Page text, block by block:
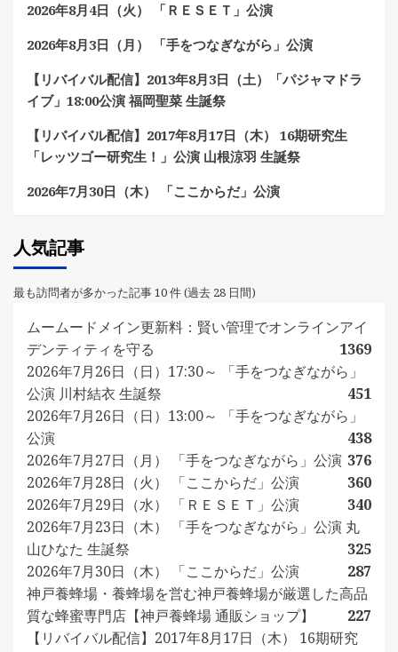
2026年8月4日（火） 「ＲＥＳＥＴ」公演
2026年8月3日（月） 「手をつなぎながら」公演
【リバイバル配信】2013年8月3日（土）「パジャマドラ
イブ」18:00公演 福岡聖菜 生誕祭
【リバイバル配信】2017年8月17日（木） 16期研究生
「レッツゴー研究生！」公演 山根涼羽 生誕祭
2026年7月30日（木） 「ここからだ」公演
人気記事
最も訪問者が多かった記事 10 件 (過去 28 日間)
ムームードメイン更新料：賢い管理でオンラインアイ
デンティティを守る
1369
2026年7月26日（日）17:30～ 「手をつなぎながら」
公演 川村結衣 生誕祭
451
2026年7月26日（日）13:00～ 「手をつなぎながら」
公演
438
2026年7月27日（月） 「手をつなぎながら」公演 376
2026年7月28日（火） 「ここからだ」公演
360
2026年7月29日（水） 「ＲＥＳＥＴ」公演
340
2026年7月23日（木） 「手をつなぎながら」公演 丸
山ひなた 生誕祭
325
2026年7月30日（木） 「ここからだ」公演
287
神戸養蜂場・養蜂場を営む神戸養蜂場が厳選した高品
質な蜂蜜専門店【神戸養蜂場 通販ショップ】
227
【リバイバル配信】2017年8月17日（木） 16期研究